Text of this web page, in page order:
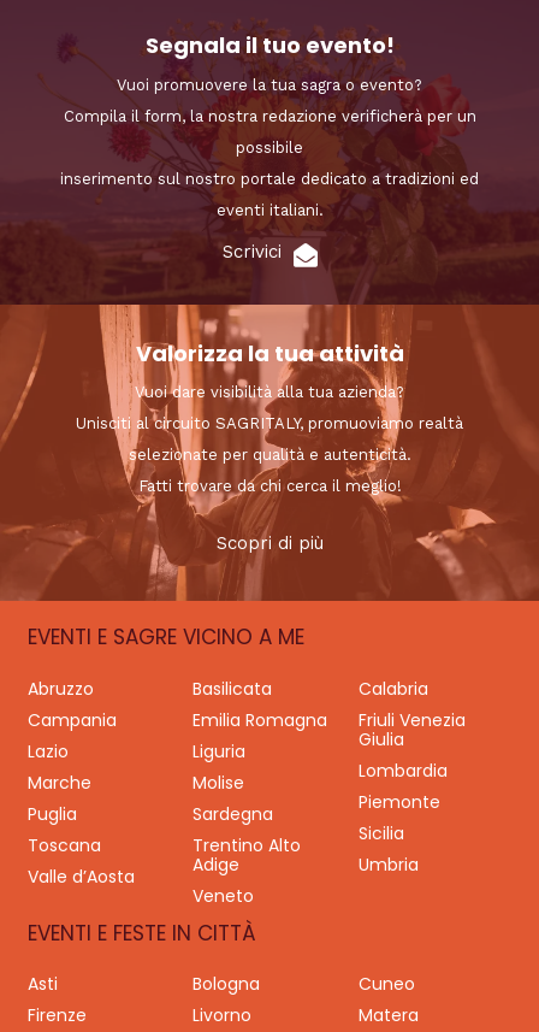
Segnala il tuo evento!
Vuoi promuovere la tua sagra o evento?
Compila il form, la nostra redazione verificherà per un
possibile
inserimento sul nostro portale dedicato a tradizioni ed
eventi italiani.
Scrivici
Valorizza la tua attività
Vuoi dare visibilità alla tua azienda?
Unisciti al circuito SAGRITALY, promuoviamo realtà
selezionate per qualità e autenticità.
Fatti trovare da chi cerca il meglio!
Scopri di più
EVENTI E SAGRE VICINO A ME
Abruzzo Basilicata
Calabria
Campania
Emilia Romagna
Friuli Venezia
Giulia
Lazio
Liguria
Lombardia
Marche
Molise
Piemonte
Puglia
Sardegna
Sicilia
Toscana
Trentino Alto
Adige
Umbria
Valle d’Aosta
Veneto
EVENTI E FESTE IN CITTÀ
Asti Bologna
Cuneo
Firenze
Livorno
Matera